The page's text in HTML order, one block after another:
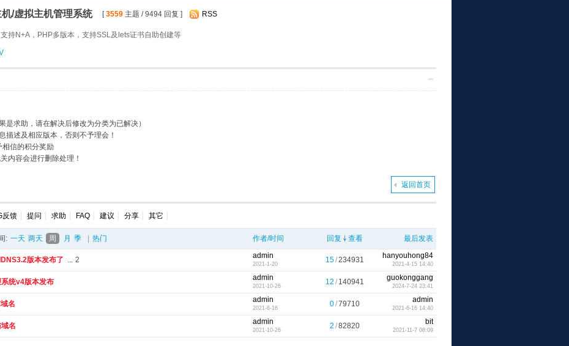
/虚拟主机管理系统 [3559 主题 / 9494 回复 ] RSS
持N+A，PHP多版本，支持SSL及lets证书自助创建等
是求助，请在解决后修改为分类为已解决）
描述及相应版本，否则不予理会！
相信的积分奖励
内容会进行删除处理！
返回首页
反馈 提问 求助 FAQ 建议 分享 其它
: 一天 两天 周 月 季 热门 作者/时间 回复 查看 最后发表
版本发布了 ... 2 admin
2021-1-20
15/234931 hanyouhong84
2021-4-15 14:40
统v4版本发布 admin
2021-10-26
12 / 140941 guokonggang
2024-7-24 23:41
名 admin
2021-6-16
0/79710 admin
2021-6-16 14:40
名 admin
2021-10-26
2 /82820 bit
2021-11-7 08:09